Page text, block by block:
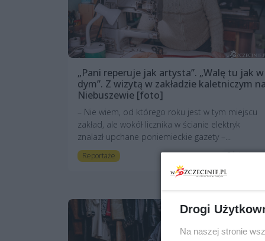
„Pani reperuje jak artysta”. „Walę tu jak w
dym”. Z wizytą w zakładzie kaletniczym na
Niebuszewie [foto]
– Nie wiem, od którego roku jest w tym miejscu
zakład, ale wokół licznika w ścianie elektryk
znalazł upchane poniemieckie gazety –...
Reportaże 3 lata temu
Drogi
Na naszej stronie